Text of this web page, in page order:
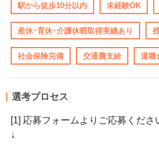
駅から徒歩10分以内 未経験OK
産休･育休･介護休暇取得実績あり
社会保険完備 交通費支給 退職
選考プロセス
[1] 応募フォームよりご応募くださ
↓